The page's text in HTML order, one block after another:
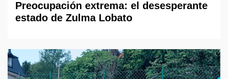
Preocupación extrema: el desesperante
estado de Zulma Lobato